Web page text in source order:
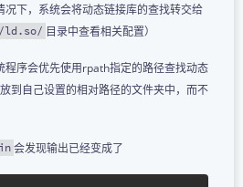
下，系统会将动态链接库的查找转交给
ld.so/ 目录中查看相关配置）
序会优先使用rpath指定的路径查找动态
到自己设置的相对路径的文件夹中，而不
会发现输出已经变成了